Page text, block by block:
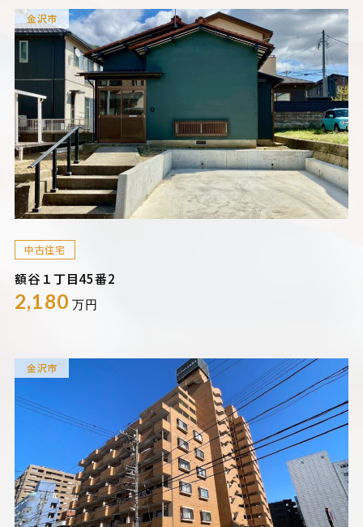
金沢市
中古住宅
額谷１丁目45番2
2,180 万円
金沢市